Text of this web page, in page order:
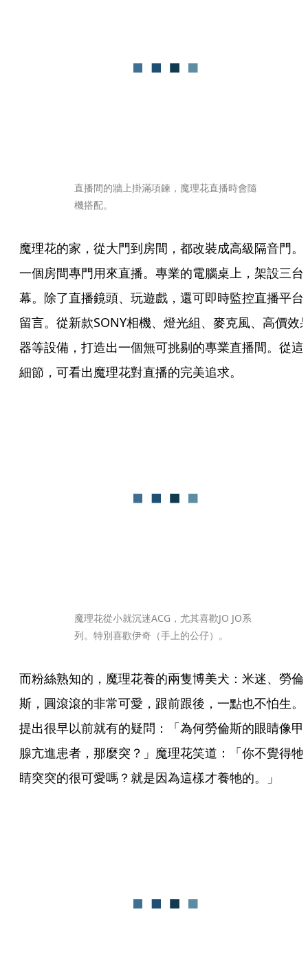
直播間的牆上掛滿項鍊，魔理花直播時會隨
機搭配。
魔理花的家，從大門到房間，都改裝成高級隔音門。
一個房間專門用來直播。專業的電腦桌上，架設三台
幕。除了直播鏡頭、玩遊戲，還可即時監控直播平台
留言。從新款SONY相機、燈光組、麥克風、高價效
器等設備，打造出一個無可挑剔的專業直播間。從這
細節，可看出魔理花對直播的完美追求。
魔理花從小就沉迷ACG，尤其喜歡JO JO系
列。特別喜歡伊奇（手上的公仔）。
而粉絲熟知的，魔理花養的兩隻博美犬：米迷、勞倫
斯，圓滾滾的非常可愛，跟前跟後，一點也不怕生。
提出很早以前就有的疑問：「為何勞倫斯的眼睛像甲
腺亢進患者，那麼突？」魔理花笑道：「你不覺得牠
睛突突的很可愛嗎？就是因為這樣才養牠的。」